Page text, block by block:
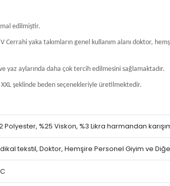
edilmiştir.
Cerrahi yaka takımların genel kullanım alanı doktor,
yaz aylarında daha çok tercih edilmesini sağlamaktadır.
XXL şeklinde beden seçenekleriyle üretilmektedir.
Polyester, %25 Viskon, %3 Likra harmandan
tekstil, Doktor, Hemşire Personel Giyim ve